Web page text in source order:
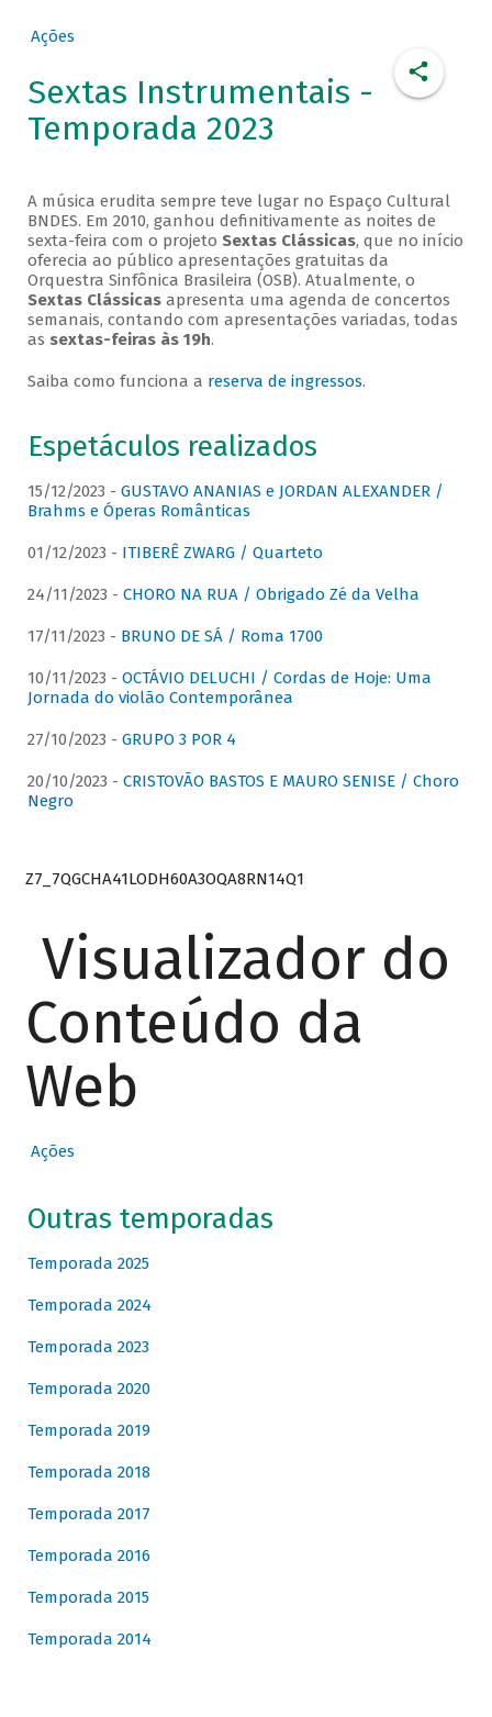
Ações
Sextas Instrumentais -
Temporada 2023
A música erudita sempre teve lugar no Espaço Cultural
BNDES. Em 2010, ganhou definitivamente as noites de
sexta-feira com o projeto Sextas Clássicas, que no início
oferecia ao público apresentações gratuitas da
Orquestra Sinfônica Brasileira (OSB). Atualmente, o
Sextas Clássicasapresenta uma agenda de concertos
semanais, contando com apresentações variadas, todas
as sextas-feiras às 19h.
Saiba como funciona a reserva de ingressos.
Espetáculos realizados
15/12/2023 - GUSTAVO ANANIAS e JORDAN ALEXANDER /
Brahms e Óperas Românticas
01/12/2023 - ITIBERÊ ZWARG / Quarteto
24/11/2023 - CHORO NA RUA / Obrigado Zé da Velha
17/11/2023 - BRUNO DE SÁ / Roma 1700
10/11/2023 - OCTÁVIO DELUCHI / Cordas de Hoje: Uma
Jornada do violão Contemporânea
27/10/2023 - GRUPO 3 POR 4
20/10/2023 - CRISTOVÃO BASTOS E MAURO SENISE / Choro
Negro
Z7_7QGCHA41LODH60A3OQA8RN14Q1
Visualizador do
Conteúdo da
Web
Ações
Outras temporadas
Temporada 2025
Temporada 2024
Temporada 2023
Temporada 2020
Temporada 2019
Temporada 2018
Temporada 2017
Temporada 2016
Temporada 2015
Temporada 2014